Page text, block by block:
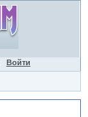
Войти